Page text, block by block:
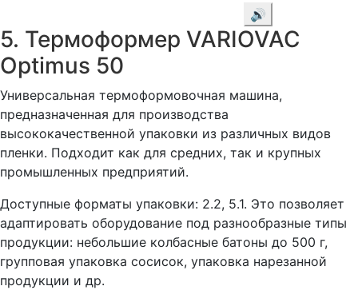
🔊
5. Термоформер VARIOVAC
Optimus 50
Универсальная термоформовочная машина,
предназначенная для производства
высококачественной упаковки из различных видов
пленки. Подходит как для средних, так и крупных
промышленных предприятий.
Доступные форматы упаковки: 2.2, 5.1. Это позволяет
адаптировать оборудование под разнообразные типы
продукции: небольшие колбасные батоны до 500 г,
групповая упаковка сосисок, упаковка нарезанной
продукции и др.